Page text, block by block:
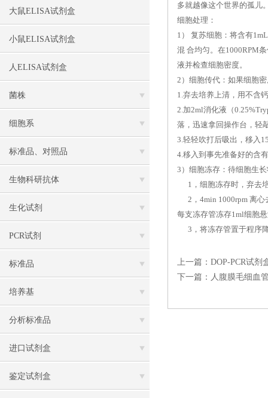
大鼠ELISA试剂盒
小鼠ELISA试剂盒
人ELISA试剂盒
菌株
细胞系
标准品、对照品
生物科研抗体
生化试剂
PCR试剂
标准品
培养基
分析标准品
进口试剂盒
鉴定试剂盒
多就越像这个世界的孤儿
细胞处理：
1） 复苏细胞：将含有
混 合均匀。在1000RPM
液并检查细胞密度。
2）细胞传代：如果细胞
1.弃去培养上清，用不含
2.加2ml消化液（
落，迅速拿回操作台，轻
3.轻轻吹打后吸出，移入
4.移入到事先准备好的含
3）细胞冻存：待细胞生
1，细胞冻存时，弃去培
2，4min 1000rpm 离心
每支冻存管冻存1ml细胞
3，将冻存管置于程序
上一篇： DOP-PCR试剂
下一篇： 人腹膜毛细血